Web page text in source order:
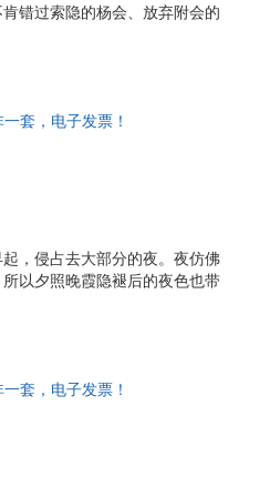
错过索隐的杨会、放弃附会的
士不断的督促，替我挡了许多
像“致身于国”、“还政于民”等
套，电子发票！
，侵占去大部分的夜。夜仿佛
以夕照晚霞隐褪后的夜色也带
是一天开始。这是七月下旬，
象，因为这就是民国二十六年
套，电子发票！